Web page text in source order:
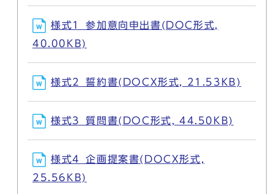
様式1_参加意向申出書(DOC形式,
40.00KB)
様式2_誓約書(DOCX形式, 21.53KB)
様式3_質問書(DOC形式, 44.50KB)
様式4_企画提案書(DOCX形式,
25.56KB)